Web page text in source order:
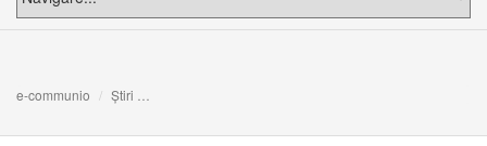
e-communio Știri